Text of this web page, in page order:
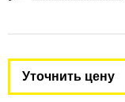
Уточнить цену